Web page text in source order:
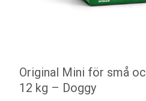
Original Mini för små
12 kg – Doggy